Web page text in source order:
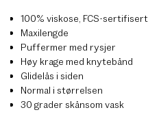
100% viskose, FCS-sertifisert
Maxilengde
Puffermer med rysjer
Høy krage med knytebånd
Glidelås i siden
Normal i størrelsen
30 grader skånsom vask